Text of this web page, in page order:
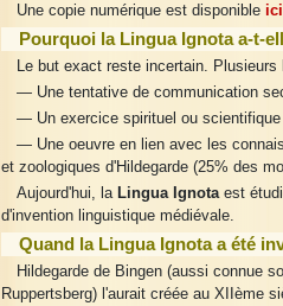
Une copie numérique est disponible ici
Pourquoi la Lingua Ignota a-t-
Le but exact reste incertain.
— Une tentative de communication
— Un exercice spirituel ou
— Une oeuvre en lien avec les
et zoologiques d'Hildegarde (25% des
Aujourd'hui, la Lingua Ignotaest
d'invention linguistique médiévale.
Quand la Lingua Ignota a été
Hildegarde de Bingen (aussi connue
Ruppertsberg) l'aurait créée au XIIème